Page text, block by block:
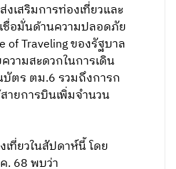
เสริมการท่องเที่ยวและ
ชื่อมั่นด้านความปลอดภัย
of Traveling ของรัฐบาล
วามสะดวกในการเดิน
บัตร ตม.6 รวมถึงการก
ายการบินเพิ่มจํานวน
ที่ยวในสัปดาห์นี้ โดย
. 68 พบว่า